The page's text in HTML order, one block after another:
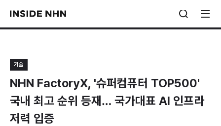
기술
NHN FactoryX, '슈퍼컴퓨터 TOP500'
국내 최고 순위 등재… 국가대표 AI 인프라
저력 입증